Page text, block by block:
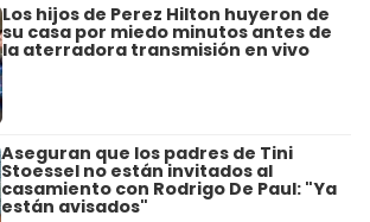
Los hijos de Perez Hilton huyeron de
su casa por miedo minutos antes de
la aterradora transmisión en vivo
Aseguran que los padres de Tini
Stoessel no están invitados al
casamiento con Rodrigo De Paul: "Ya
están avisados"